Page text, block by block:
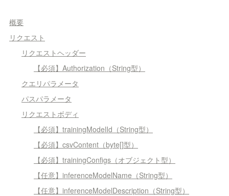
概要
リクエスト
リクエストヘッダー
【必須】Authorization（String型）
クエリパラメータ
パスパラメータ
リクエストボディ
【必須】trainingModelId（String型）
【必須】csvContent（byte[]型）
【必須】trainingConfigs（オブジェクト型）
【任意】inferenceModelName（String型）
【任意】inferenceModelDescription（String型）